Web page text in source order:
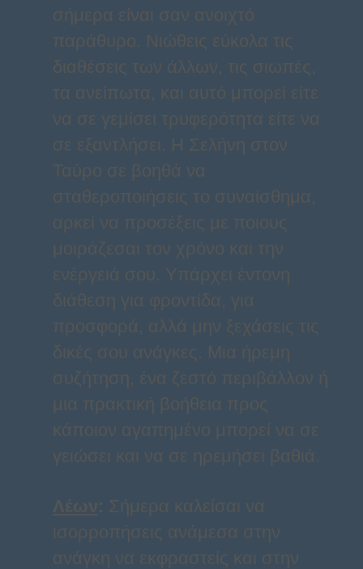
σήμερα είναι σαν ανοιχτό
παράθυρο. Νιώθεις εύκολα τις
διαθέσεις των άλλων, τις σιωπές,
τα ανείπωτα, και αυτό μπορεί είτε
να σε γεμίσει τρυφερότητα είτε να
σε εξαντλήσει. Η Σελήνη στον
Ταύρο σε βοηθά να
σταθεροποιήσεις το συναίσθημα,
αρκεί να προσέξεις με ποιους
μοιράζεσαι τον χρόνο και την
ενέργειά σου. Υπάρχει έντονη
διάθεση για φροντίδα, για
προσφορά, αλλά μην ξεχάσεις τις
δικές σου ανάγκες. Μια ήρεμη
συζήτηση, ένα ζεστό περιβάλλον ή
μια πρακτική βοήθεια προς
κάποιον αγαπημένο μπορεί να σε
γειώσει και να σε ηρεμήσει βαθιά.
Λέων: Σήμερα καλείσαι να
ισορροπήσεις ανάμεσα στην
ανάγκη να εκφραστείς και στην